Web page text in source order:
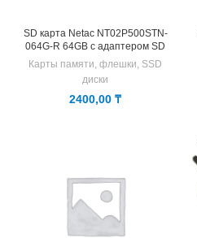
SD карта Netac NT02P500STN-
064G-R 64GB с адаптером SD
Карты памяти, флешки, SSD
диски
2400,00 ₸